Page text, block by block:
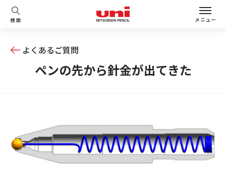
検索 メニュー
よくあるご質問
ペンの先から針金が出てきた